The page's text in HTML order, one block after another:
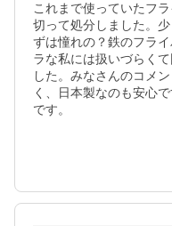
これまで使っていたフ
切って処分しました。
ずは憧れの？鉄のフラ
ラな私には扱いづらく
した。みなさんのコメ
く、日本製なのも安心
です。